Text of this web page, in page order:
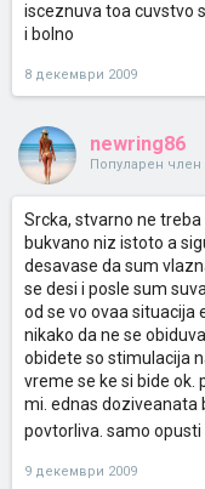
isceznuva toa cuvstvo
i bolno
8 декември 2009
newring86
Популарен член
Srcka, stvarno ne
bukvano niz istoto a
desavase da sum
se desi i posle sum
od se vo ovaa situacija
nikako da ne se
obidete so stimulacija
vreme se ke si bide
mi. ednas doziveanata
povtorliva. samo opusti
9 декември 2009